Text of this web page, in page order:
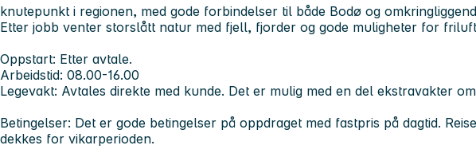
knutepunkt i regionen, med gode forbindelser til både Bodø og
Etter jobb venter storslått natur med fjell, fjorder og gode muligheter for
Oppstart: Etter avtale.
Arbeidstid: 08.00-16.00
Legevakt: Avtales direkte med kunde. Det er mulig med en del ekstravakter
Betingelser: Det er gode betingelser på oppdraget med fastpris på dagtid.
dekkes for vikarperioden.